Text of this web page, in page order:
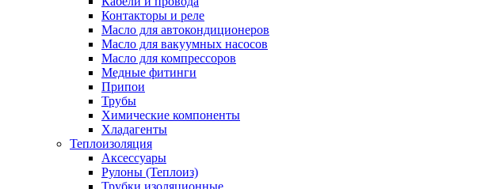
Контакторы и реле
Масло для автокондиционеров
Масло для вакуумных насосов
Масло для компрессоров
Медные фитинги
Припои
Трубы
Химические компоненты
Хладагенты
Теплоизоляция
Аксессуары
Рулоны (Теплоиз)
Трубки изоляционные